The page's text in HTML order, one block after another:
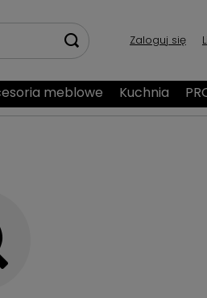
Zaloguj się
meblowe Kuchnia